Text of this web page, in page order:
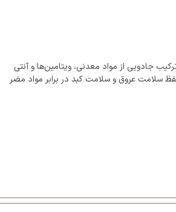
جادویی از مواد معدنی، ویتامین‌ها و آنتی
سلامت عروق و سلامت کبد در برابر مواد مضر